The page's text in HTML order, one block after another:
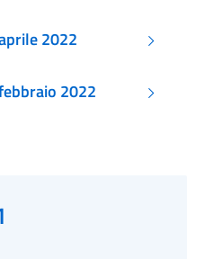
2022
2022